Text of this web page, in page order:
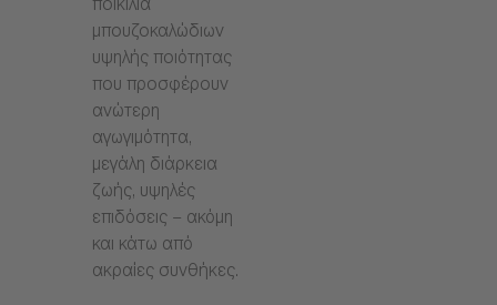
ποικιλία
μπουζοκαλώδιων
υψηλής ποιότητας
που προσφέρουν
ανώτερη
αγωγιμότητα,
μεγάλη διάρκεια
ζωής, υψηλές
επιδόσεις – ακόμη
και κάτω από
ακραίες συνθήκες.